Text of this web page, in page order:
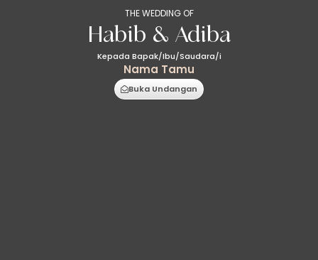
THE WEDDING OF
Habib & Adiba
Kepada Bapak/Ibu/Saudara/i
Nama Tamu
Buka Undangan